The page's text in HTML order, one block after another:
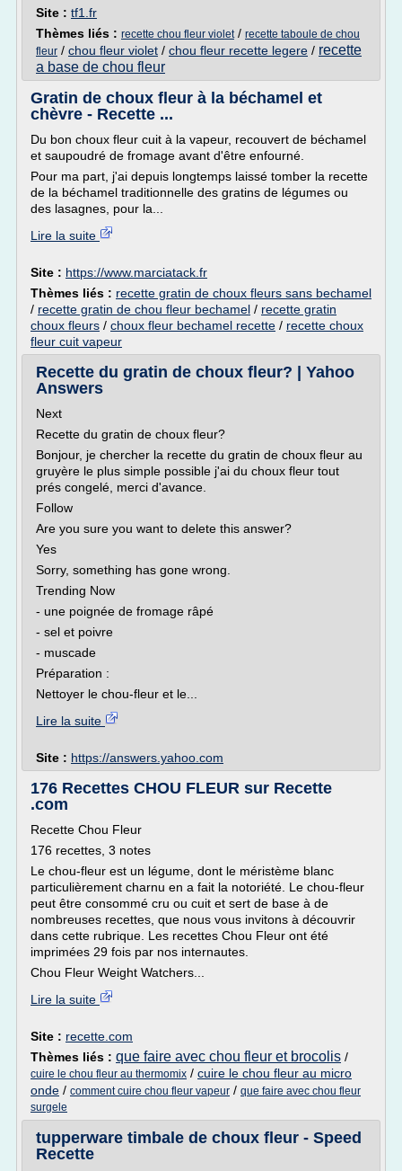
Site : tf1.fr
Thèmes liés : recette chou fleur violet/ recette taboule de chou
fleur / chou fleur violet / chou fleur recette legere / recette
a base de chou fleur
Gratin de choux fleur à la béchamel et
chèvre - Recette ...
Du bon choux fleur cuit à la vapeur, recouvert de béchamel
et saupoudré de fromage avant d'être enfourné.
Pour ma part, j'ai depuis longtemps laissé tomber la recette
de la béchamel traditionnelle des gratins de légumes ou
des lasagnes, pour la...
Lire la suite
Site : https://www.marciatack.fr
Thèmes liés : recette gratin de choux fleurs sans bechamel
/ recette gratin de chou fleur bechamel / recette gratin
choux fleurs / choux fleur bechamel recette / recette choux
fleur cuit vapeur
Recette du gratin de choux fleur? | Yahoo
Answers
Next
Recette du gratin de choux fleur?
Bonjour, je chercher la recette du gratin de choux fleur au
gruyère le plus simple possible j'ai du choux fleur tout
prés congelé, merci d'avance.
Follow
Are you sure you want to delete this answer?
Yes
Sorry, something has gone wrong.
Trending Now
- une poignée de fromage râpé
- sel et poivre
- muscade
Préparation :
Nettoyer le chou-fleur et le...
Lire la suite
Site : https://answers.yahoo.com
176 Recettes CHOU FLEUR sur Recette
.com
Recette Chou Fleur
176 recettes, 3 notes
Le chou-fleur est un légume, dont le méristème blanc
particulièrement charnu en a fait la notoriété. Le chou-fleur
peut être consommé cru ou cuit et sert de base à de
nombreuses recettes, que nous vous invitons à découvrir
dans cette rubrique. Les recettes Chou Fleur ont été
imprimées 29 fois par nos internautes.
Chou Fleur Weight Watchers...
Lire la suite
Site : recette.com
Thèmes liés : que faire avec chou fleur et brocolis /
cuire le chou fleur au thermomix / cuire le chou fleur au micro
onde / comment cuire chou fleur vapeur / que faire avec chou fleur
surgele
tupperware timbale de choux fleur - Speed
Recette